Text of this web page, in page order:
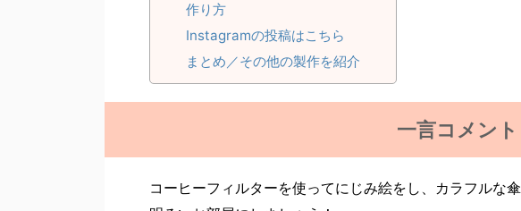
作り方
Instagramの投稿はこちら
まとめ／その他の製作を紹介
一言コメント
コーヒーフィルターを使ってにじみ絵をし、カラフルな